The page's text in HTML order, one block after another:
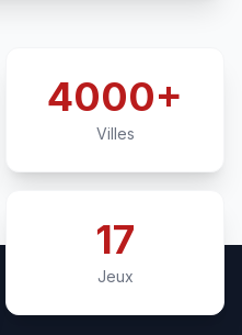
4000+
Villes
17
Jeux